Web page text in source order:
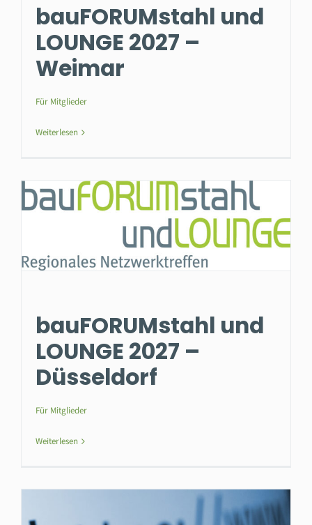
bauFORUMstahl und
LOUNGE 2027 –
Weimar
Für Mitglieder
Weiterlesen
bauFORUMstahl und
LOUNGE 2027 –
Düsseldorf
Für Mitglieder
Weiterlesen